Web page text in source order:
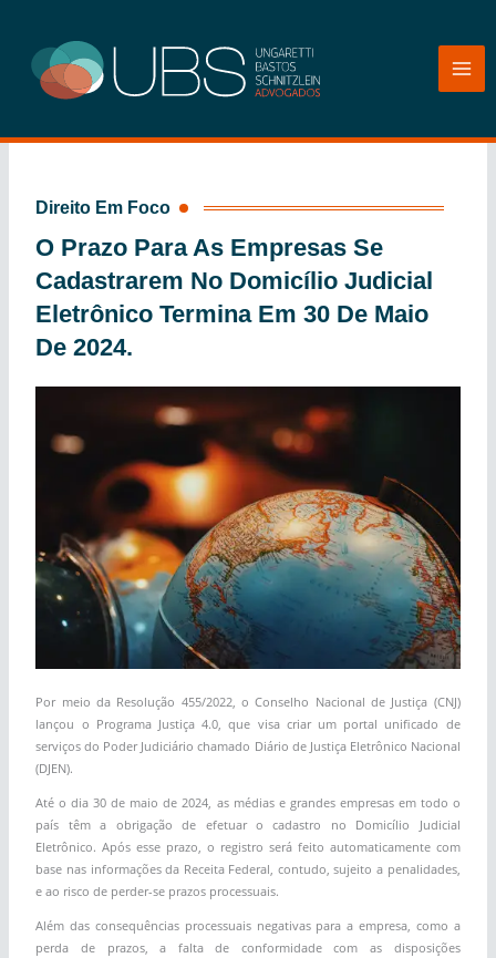
conteúdo
Direito Em Foco
O Prazo Para As Empresas Se
Cadastrarem No Domicílio Judicial
Eletrônico Termina Em 30 De Maio
De 2024.
Por meio da Resolução 455/2022, o Conselho Nacional de Justiça (CNJ)
lançou o Programa Justiça 4.0, que visa criar um portal unificado de
serviços do Poder Judiciário chamado Diário de Justiça Eletrônico Nacional
(DJEN).
Até o dia 30 de maio de 2024, as médias e grandes empresas em todo o
país têm a obrigação de efetuar o cadastro no Domicílio Judicial
Eletrônico. Após esse prazo, o registro será feito automaticamente com
base nas informações da Receita Federal, contudo, sujeito a penalidades,
e ao risco de perder-se prazos processuais.
Além das consequências processuais negativas para a empresa, como a
perda de prazos, a falta de conformidade com as disposições